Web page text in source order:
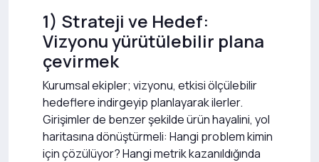
1) Strateji ve Hedef:
Vizyonu yürütülebilir plana
çevirmek
Kurumsal ekipler; vizyonu, etkisi ölçülebilir
hedeflere indirgeyip planlayarak ilerler.
Girişimler de benzer şekilde ürün hayalini, yol
haritasına dönüştürmeli: Hangi problem kimin
için çözülüyor? Hangi metrik kazanıldığında